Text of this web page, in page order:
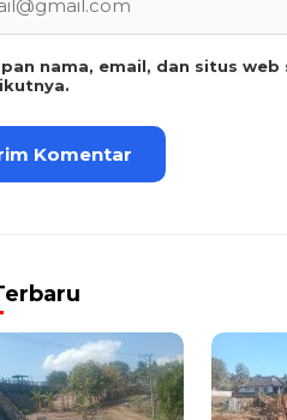
nama, email, dan situs